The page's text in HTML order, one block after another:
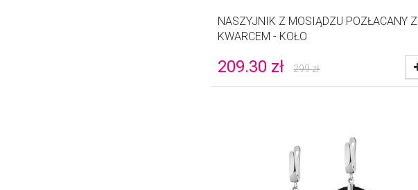
NASZYJNIK Z MOSIĄDZU POZŁACANY Z
KWARCEM - KOŁO
209.30 zł 299zł